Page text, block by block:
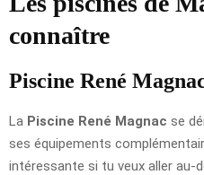
connaître
Piscine René
La Piscine René Magnac se
ses équipements
intéressante si tu veux aller au-